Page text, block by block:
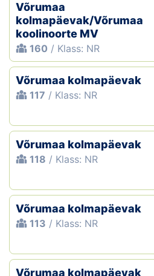
Võrumaa
kolmapäevak/Võrumaa
koolinoorte MV
160 / Klass: NR
Võrumaa kolmapäevak
117 / Klass: NR
Võrumaa kolmapäevak
118 / Klass: NR
Võrumaa kolmapäevak
113 / Klass: NR
Võrumaa kolmapäevak